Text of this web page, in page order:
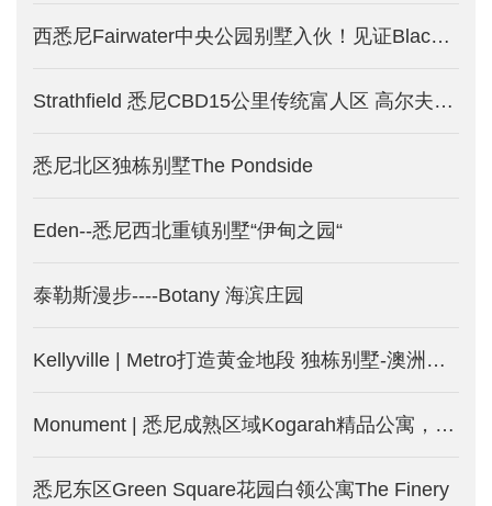
西悉尼Fairwater中央公园别墅入伙！见证Blacktown大不同！少量现房限时优惠！
Strathfield 悉尼CBD15公里传统富人区 高尔夫中的别墅-悉尼新房产出售中
悉尼北区独栋别墅The Pondside
Eden--悉尼西北重镇别墅“伊甸之园“
泰勒斯漫步----Botany 海滨庄园
Kellyville | Metro打造黄金地段 独栋别墅-澳洲悉尼新楼盘
Monument | 悉尼成熟区域Kogarah精品公寓，两房仅75万澳币起！
悉尼东区Green Square花园白领公寓The Finery